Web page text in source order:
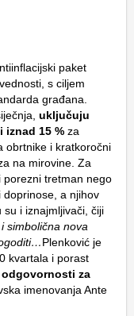
paket
s ciljem
građana.
uključuju
iznad 15 % za
obrtnike i kratkoročni
na mirovine. Za
porezni tretman nego
doprinose, a njihov
i iznajmljivači, čiji
simbolična nova
Plenković je
kvartala i porast
za
imenovanja Ante